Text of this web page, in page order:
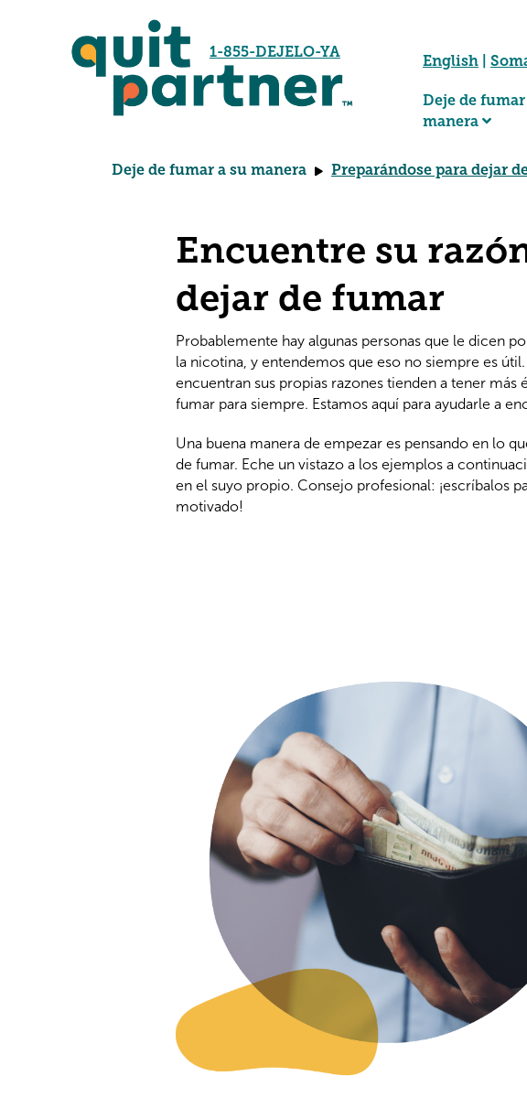
1-855-DEJELO-YA
English|
Deje de fumar
manera
Deje de fumar a su manera Preparándose para dejar
Encuentre su
dejar de fumar
Probablemente hay algunas personas que le dicen
la nicotina, y entendemos que eso no siempre es útil.
encuentran sus propias razones tienden a tener más
fumar para siempre. Estamos aquí para ayudarle a
Una buena manera de empezar es pensando en lo
de fumar. Eche un vistazo a los ejemplos a
en el suyo propio. Consejo profesional: ¡escríbalos
motivado!